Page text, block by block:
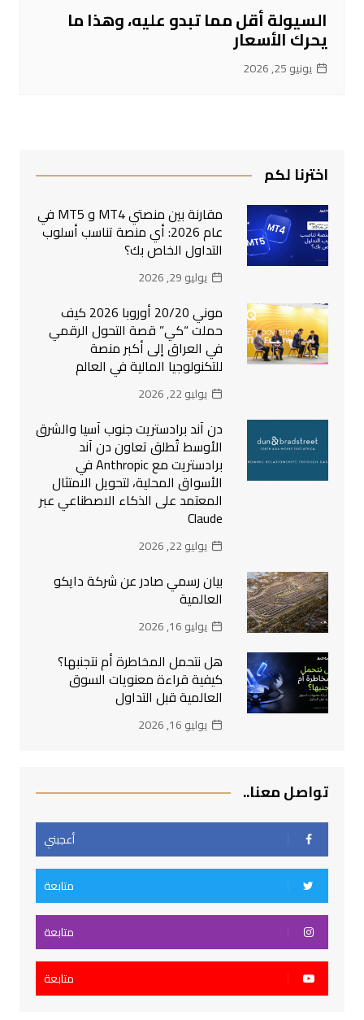
السيولة أقل مما تبدو عليه، وهذا ما
يحرك الأسعار
يونيو 25, 2026
اخترنا لكم
مقارنة بين منصتي MT4 و MT5 في
عام 2026: أي منصة تناسب أسلوب
التداول الخاص بك؟
يوليو 29, 2026
موني 20/20 أوروبا 2026 كيف
حملت “كي” قصة التحول الرقمي
في العراق إلى أكبر منصة
للتكنولوجيا المالية في العالم
يوليو 22, 2026
دن آند برادستريت جنوب آسيا والشرق
الأوسط تُطلق تعاون دن آند
برادستريت مع Anthropic في
الأسواق المحلية، لتحويل الامتثال
المعتمد على الذكاء الاصطناعي عبر
Claude
يوليو 22, 2026
بيان رسمي صادر عن شركة دايكو
العالمية
يوليو 16, 2026
هل نتحمل المخاطرة أم نتجنبها؟
كيفية قراءة معنويات السوق
العالمية قبل التداول
يوليو 16, 2026
تواصل معنا..
أعجبني
متابعة
متابعة
متابعة